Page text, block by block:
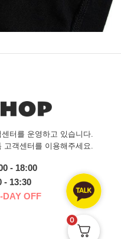
터를 운영하고 있습니다.
고객센터를 이용해주세요.
- 18:00
- 13:30
DAY OFF
0